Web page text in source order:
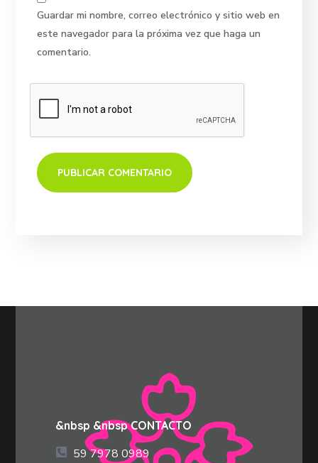
Guardar mi nombre, correo electrónico y sitio web en
este navegador para la próxima vez que haga un
comentario.
&nbsp &nbsp CONTACTO
59 7978 0989